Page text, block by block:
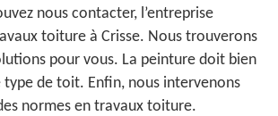
nous contacter, l’entreprise
toiture à Crisse. Nous trouverons
pour vous. La peinture doit bien
de toit. Enfin, nous intervenons
normes en travaux toiture.